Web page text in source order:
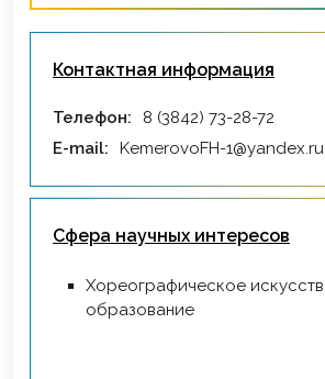
Контактная информация
Телефон:
8 (3842) 73-28-72
E-mail:
KemerovoFH-1@yandex.ru
Сфера научных интересов
Хореографическое искусство и
образование